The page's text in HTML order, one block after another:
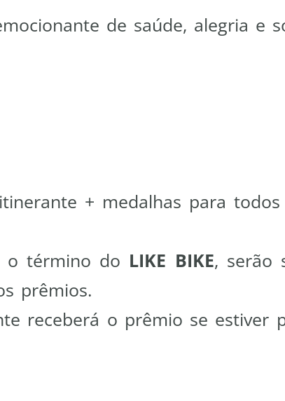
de saúde, alegria e
+ medalhas para
o término do LIKE BIKE, serão
prêmios.
receberá o prêmio se estiver